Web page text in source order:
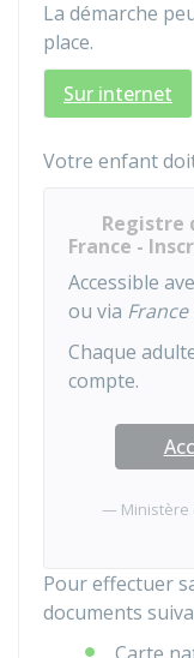
La démarche
place.
Sur internet
Votre enfant
Registre
France -
Accessible
ou via
Chaque
compte.
Ministère
Pour effectuer
documents